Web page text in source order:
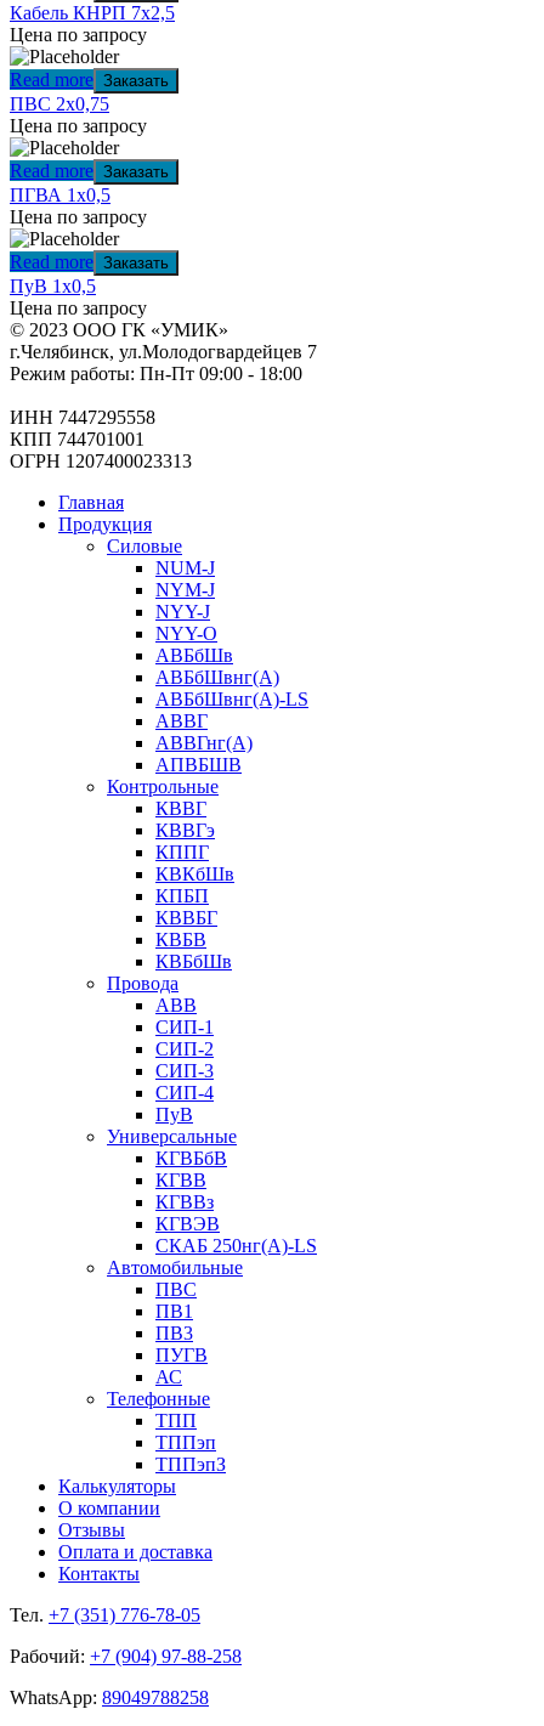
Кабель КНРП 7х2,5
Цена по запросу
Read more Заказать
ПВС 2х0,75
Цена по запросу
Read more Заказать
ПГВА 1х0,5
Цена по запросу
Read more Заказать
ПуВ 1х0,5
Цена по запросу
© 2023 ООО ГК «УМИК»
г.Челябинск, ул.Молодогвардейцев 7
Режим работы: Пн-Пт 09:00 - 18:00
ИНН 7447295558
КПП 744701001
ОГРН 1207400023313
Главная
Продукция
Силовые
NUM-J
NYM-J
NYY-J
NYY-O
АВБбШв
АВБбШвнг(А)
АВБбШвнг(А)-LS
АВВГ
АВВГнг(А)
АПВБШВ
Контрольные
КВВГ
КВВГэ
КППГ
КВКбШв
КПБП
КВВБГ
КВБВ
КВБбШв
Провода
АВВ
СИП-1
СИП-2
СИП-3
СИП-4
ПуВ
Универсальные
КГВБбВ
КГВВ
КГВВз
КГВЭВ
СКАБ 250нг(А)-LS
Автомобильные
ПВС
ПВ1
ПВ3
ПУГВ
АС
Телефонные
ТПП
ТППэп
ТППэпЗ
Калькуляторы
О компании
Отзывы
Оплата и доставка
Контакты
Тел. +7 (351) 776-78-05
Рабочий: +7 (904) 97-88-258
WhatsApp: 89049788258